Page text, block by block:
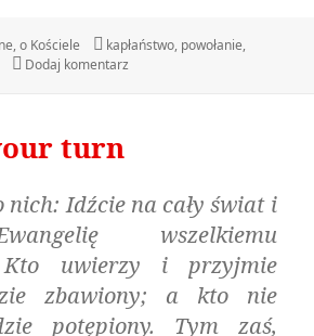
,o Kościele Tagi
kapłaństwo, powołanie,
Dodaj komentarz
turn
nich: Idźcie na cały świat i
wszelkiemu
Kto uwierzy i przyjmie
zbawiony; a kto nie
potępiony. Tym zaś,